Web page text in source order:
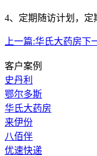
4、定期随访计划，定
上一篇:华氏大药房下
客户案例
史丹利
鄂尔多斯
华氏大药房
来伊份
八佰伴
优速快递